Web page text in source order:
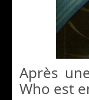
Après
Who est